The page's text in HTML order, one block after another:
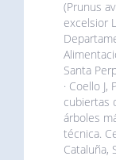
(Prunus
excelsior
Santa
· Coello
cubiertas
árboles
técnica.
Cataluña,